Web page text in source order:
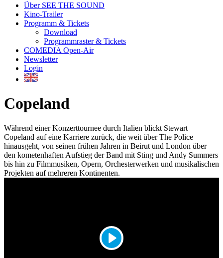
Über SEE THE SOUND
Kino-Trailer
Programm & Tickets
Download
Programmraster & Tickets
COMEDIA Open-Air
Newsletter
Login
Copeland
Während einer Konzerttournee durch Italien blickt Stewart
Copeland auf eine Karriere zurück, die weit über The Police
hinausgeht, von seinen frühen Jahren in Beirut und London über
den kometenhaften Aufstieg der Band mit Sting und Andy Summers
bis hin zu Filmmusiken, Opern, Orchesterwerken und musikalischen
Projekten auf mehreren Kontinenten.
Play